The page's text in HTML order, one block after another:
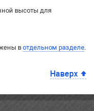
высоты для
в отдельном разделе.
Наверх